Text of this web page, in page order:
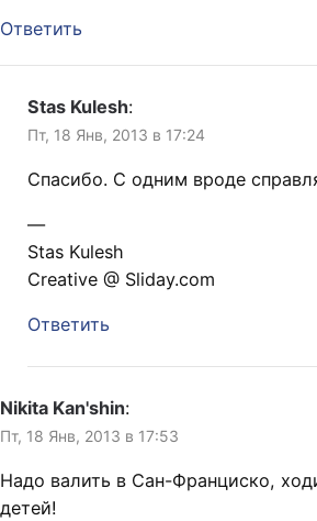
Ответить
Stas Kulesh:
Пт, 18 Янв, 2013 в 17:24
Спасибо. С одним вроде
—
Stas Kulesh
Creative @ Sliday.com
Ответить
Nikita Kan'shin:
Пт, 18 Янв, 2013 в 17:53
Надо валить в Сан-Франциско,
детей!